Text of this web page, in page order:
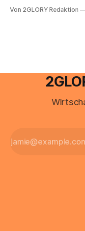
besitzt, loggt sich
Von 2GLORY Redaktion